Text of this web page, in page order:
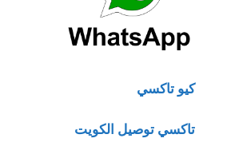
كيو تاكسي
تاكسي توصيل الكويت